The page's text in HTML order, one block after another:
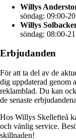
Willys
söndag: 09:00-
Willys
söndag: 08:00-
Erbjudanden
För att ta del av de
dig uppdaterad genom
reklamblad. Du kan
de senaste
Hos Willys Skellefteå
och vänlig service.
skillnaden!